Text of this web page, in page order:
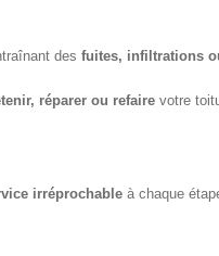
des fuites, infiltrations
réparer ou refaire votre
irréprochable à chaque